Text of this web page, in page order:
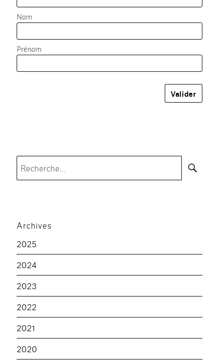
Nom
Prénom
Archives
2025
2024
2023
2022
2021
2020